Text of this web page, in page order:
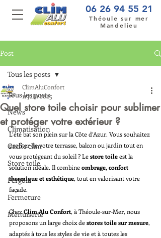
06 26 94 55 21
Théoule sur mer
Mandelieu
Post
Tous les posts
News
Climatisation
Cache clim
Store toile
Pergola
Fermeture
Menuiserie
Tous les posts
Quel store toile choisir pour sublimer
et protéger votre extérieur ?
ClimAluConfort
11 juin 2025
L’été bat son plein sur la Côte d’Azur. Vous souhaitez
profiter de votre terrasse, balcon ou jardin tout en
vous protégeant du soleil ? Le store toile est la
solution idéale. Il combine ombrage, confort
thermique et esthétique, tout en valorisant votre
façade.
Chez Clim Alu Confort, à Théoule-sur-Mer, nous
proposons un large choix de stores toile sur mesure,
adaptés à tous les styles de vie et à toutes les